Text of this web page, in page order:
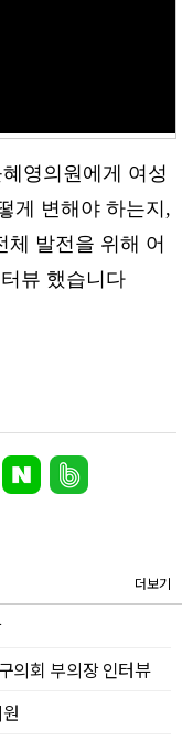
영의원에게 여성
게 변해야 하는지,
체 발전을 위해 어
뷰 했습니다
더보기
의회 부의장 인터뷰